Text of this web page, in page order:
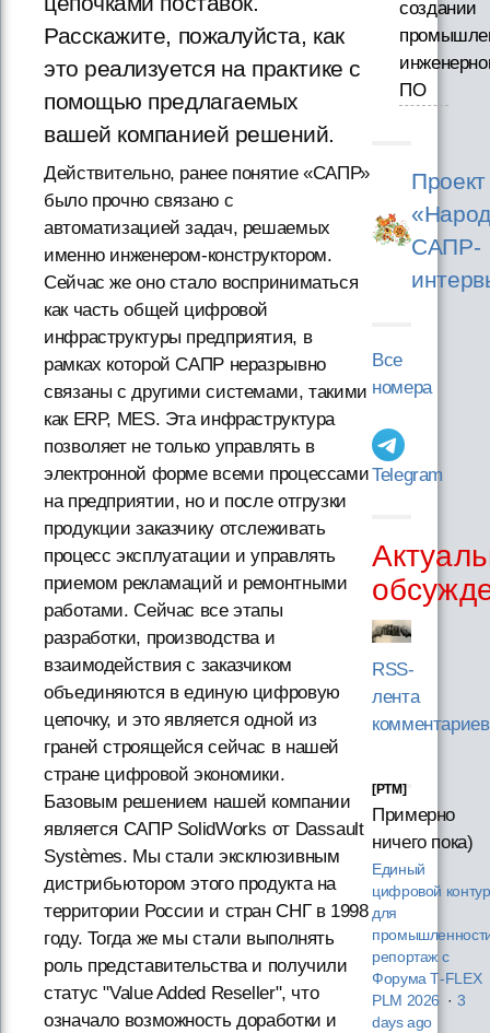
Расскажите, пожалуйста, как
это реализуется на практике с
помощью предлагаемых
вашей компанией решений.
Действительно, ранее понятие «САПР»
было прочно связано с
автоматизацией задач, решаемых
именно инженером-конструктором.
Сейчас же оно стало восприниматься
как часть общей цифровой
инфраструктуры предприятия, в
рамках которой САПР неразрывно
связаны с другими системами, такими
как ERP, MES. Эта инфраструктура
позволяет не только управлять в
электронной форме всеми процессами
на предприятии, но и после отгрузки
продукции заказчику отслеживать
процесс эксплуатации и управлять
приемом рекламаций и ремонтными
работами. Сейчас все этапы
разработки, производства и
взаимодействия с заказчиком
объединяются в единую цифровую
цепочку, и это является одной из
граней строящейся сейчас в нашей
стране цифровой экономики.
Базовым решением нашей компании
является САПР SolidWorks от Dassault
Systèmes. Мы стали эксклюзивным
дистрибьютором этого продукта на
территории России и стран СНГ в 1998
году. Тогда же мы стали выполнять
роль представительства и получили
статус "Value Added Reseller", что
означало возможность доработки и
создании
ПО
Проект
САПР-
Все
номера
Telegram
RSS-
лента
комментариев
[PTM]
Примерно
ничего пока)
Единый
цифровой контур
для
репортаж с
Форума T‑FLEX
PLM 2026 · 3
days ago